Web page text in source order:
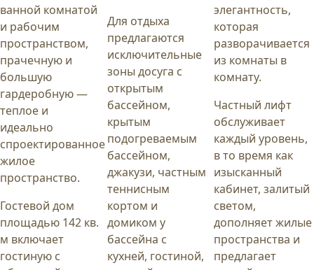
ванной комнатой
и рабочим
пространством,
прачечную и
большую
гардеробную —
теплое и
идеально
спроектированное
жилое
пространство.
Гостевой дом
площадью 142 кв.
м включает
гостиную с
Для отдыха
предлагаются
исключительные
зоны досуга с
открытым
бассейном,
крытым
подогреваемым
бассейном,
джакузи, частным
теннисным
кортом и
домиком у
бассейна с
кухней, гостиной,
элегантность,
которая
разворачивается
из комнаты в
комнату.
Частный лифт
обслуживает
каждый уровень,
в то время как
изысканный
кабинет, залитый
светом,
дополняет жилые
пространства и
предлагает